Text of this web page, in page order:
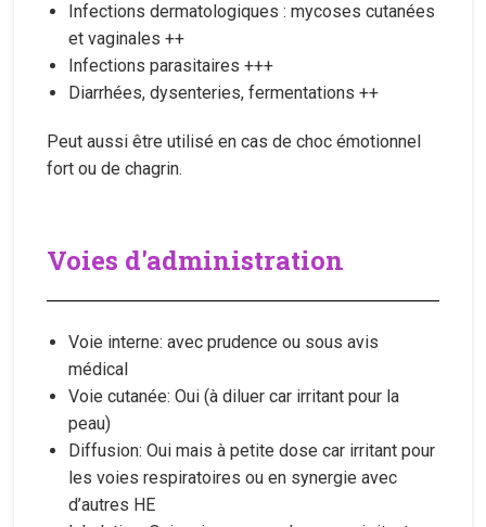
Infections dermatologiques : mycoses cutanées
et vaginales ++
Infections parasitaires +++
Diarrhées, dysenteries, fermentations ++
Peut aussi être utilisé en cas de choc émotionnel
fort ou de chagrin.
Voies d'administration
Voie interne: avec prudence ou sous avis
médical
Voie cutanée: Oui (à diluer car irritant pour la
peau)
Diffusion: Oui mais à petite dose car irritant pour
les voies respiratoires ou en synergie avec
d’autres HE